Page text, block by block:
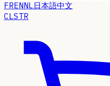
FRENNL日本語中文
CLSTR